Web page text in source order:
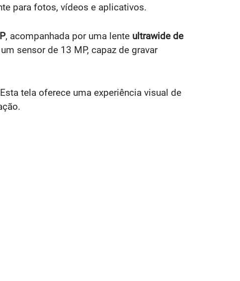
para fotos, vídeos e aplicativos.
, acompanhada por uma lente ultrawide de
sensor de 13 MP, capaz de gravar
tela oferece uma experiência visual de